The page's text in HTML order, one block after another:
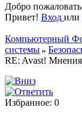
Добро
Привет! Вход или
Компьютерный
системы
RE: Avast!
Избранное: 0